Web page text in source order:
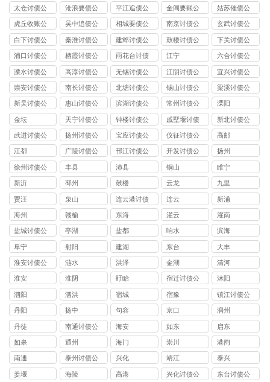
司
司
公司
司
司
太仓讨债公
司
沧浪要债公
司
平江追债公
司
金阊要账公
司
姑苏催债公
司
虎丘收账公
司
吴中追债公
司
相城要债公
司
南京讨债公
司
玄武讨债公
司
白下讨债公
司
秦淮讨债公
司
建邺讨债公
司
鼓楼讨债公
司
下关讨债公
司
浦口讨债公
司
栖霞讨债公
司
雨花台讨债
公司
江宁
六合讨债公
司
溧水讨债公
司
高淳讨债公
司
无锡讨债公
司
江阴讨债公
司
宜兴讨债公
司
崇安讨债公
司
南长讨债公
司
北塘讨债公
司
锡山讨债公
司
梁溪讨债公
司
新吴讨债公
司
惠山讨债公
司
滨湖讨债公
司
常州讨债公
司
溧阳
金坛
天宁讨债公
司
钟楼讨债公
司
戚墅堰讨债
公司
新北讨债公
司
武进讨债公
司
扬州讨债公
司
宝应讨债公
司
仪征讨债公
司
高邮
江都
广陵讨债公
司
邗江讨债公
司
开发讨债公
司
扬州
徐州讨债公
司
丰县 沛县 铜山 睢宁
新沂 邳州 鼓楼 云龙 九里
贾汪 泉山
连云港讨债
公司
连云 新浦
海州 赣榆 东海 灌云 灌南
盐城讨债公
司
亭湖 盐都 响水 滨海
阜宁 射阳 建湖 东台 大丰
淮安讨债公
司
涟水 洪泽 金湖 清河
淮安 淮阴 盱眙
宿迁讨债公
司
沭阳
泗阳 泗洪 宿城 宿豫
镇江讨债公
司
丹阳 扬中 句容 京口 润州
丹徒
南通讨债公
司
海安 如东 启东
如皋 通州 海门 崇川 港闸
南通
泰州讨债公
司
兴化 靖江 泰兴
姜堰 海陵 高港
兴化讨债公
东台讨债公